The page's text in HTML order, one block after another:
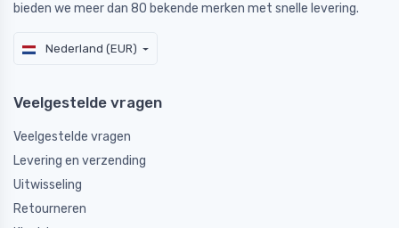
bieden we meer dan 80 bekende merken met snelle levering.
Nederland (EUR)
Veelgestelde vragen
Veelgestelde vragen
Levering en verzending
Uitwisseling
Retourneren